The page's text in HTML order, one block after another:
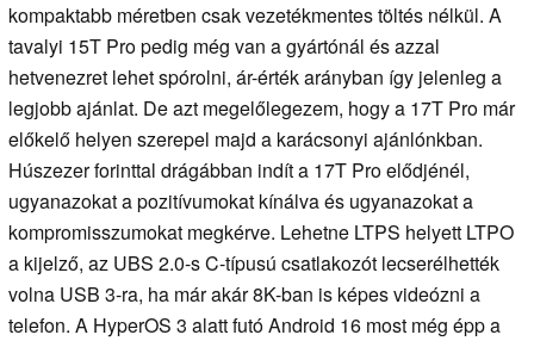
kompaktabb méretben csak vezetékmentes töltés nélkül. A
tavalyi 15T Pro pedig még van a gyártónál és azzal
hetvenezret lehet spórolni, ár-érték arányban így jelenleg a
legjobb ajánlat. De azt megelőlegezem, hogy a 17T Pro már
előkelő helyen szerepel majd a karácsonyi ajánlónkban.
Húszezer forinttal drágábban indít a 17T Pro elődjénél,
ugyanazokat a pozitívumokat kínálva és ugyanazokat a
kompromisszumokat megkérve. Lehetne LTPS helyett LTPO
a kijelző, az UBS 2.0-s C-típusú csatlakozót lecserélhették
volna USB 3-ra, ha már akár 8K-ban is képes videózni a
telefon. A HyperOS 3 alatt futó Android 16 most még épp a